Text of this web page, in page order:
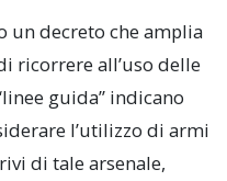
un decreto che amplia
ricorrere all’uso delle
guida” indicano
l’utilizzo di armi
di tale arsenale,